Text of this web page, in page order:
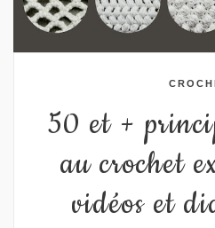
50 et +
au crochet
vidéos et